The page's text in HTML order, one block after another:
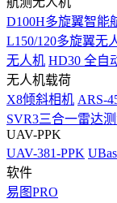
D100H多旋翼智能
L150/120多旋翼无
无人机 HD30 全自
无人机载荷
X8倾斜相机 ARS-
SVR3三合一雷达
UAV-PPK
UAV-381-PPK
软件
易图PRO